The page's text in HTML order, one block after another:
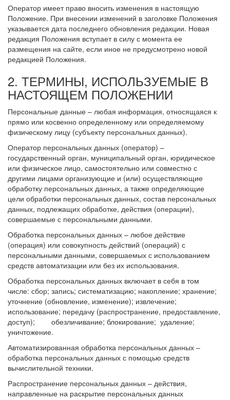
Оператор имеет право вносить изменения в настоящую
Положение. При внесении изменений в заголовке Положения
указывается дата последнего обновления редакции. Новая
редакция Положения вступает в силу с момента ее
размещения на сайте, если иное не предусмотрено новой
редакцией Положения.
2. ТЕРМИНЫ, ИСПОЛЬЗУЕМЫЕ В
НАСТОЯЩЕМ ПОЛОЖЕНИИ
Персональные данные – любая информация, относящаяся к
прямо или косвенно определенному или определяемому
физическому лицу (субъекту персональных данных).
Оператор персональных данных (оператор) –
государственный орган, муниципальный орган, юридическое
или физическое лицо, самостоятельно или совместно с
другими лицами организующие и (или) осуществляющие
обработку персональных данных, а также определяющие
цели обработки персональных данных, состав персональных
данных, подлежащих обработке, действия (операции),
совершаемые с персональными данными.
Обработка персональных данных – любое действие
(операция) или совокупность действий (операций) с
персональными данными, совершаемых с использованием
средств автоматизации или без их использования.
Обработка персональных данных включает в себя в том
числе: сбор; запись; систематизацию; накопление; хранение;
уточнение (обновление, изменение); извлечение;
использование; передачу (распространение, предоставление,
доступ); обезличивание; блокирование; удаление;
уничтожение.
Автоматизированная обработка персональных данных –
обработка персональных данных с помощью средств
вычислительной техники.
Распространение персональных данных – действия,
направленные на раскрытие персональных данных